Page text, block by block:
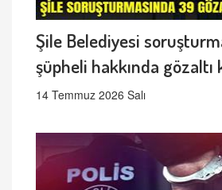
Şile Belediyesi
şüpheli hakkında gözaltı
14 Temmuz 2026 Salı